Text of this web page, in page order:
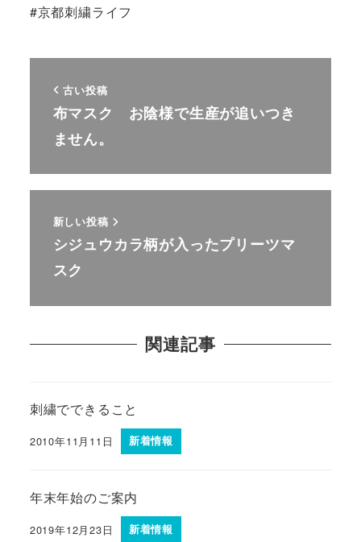
#京都刺繍ライフ
古い投稿
布マスク お陰様で生産が追いつき
ません。
新しい投稿
シジュウカラ柄が入ったプリーツマ
スク
関連記事
刺繍でできること
2010年11月11日 新着情報
年末年始のご案内
2019年12月23日 新着情報